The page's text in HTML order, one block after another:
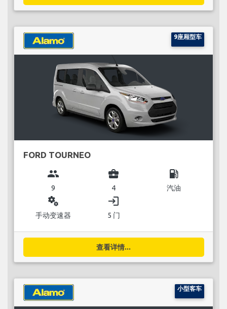
9座厢型车
FORD TOURNEO
group
9
business_center
4
local_gas_station
汽油
miscellaneous_services
手动变速器
login
5 门
查看详情...
小型客车